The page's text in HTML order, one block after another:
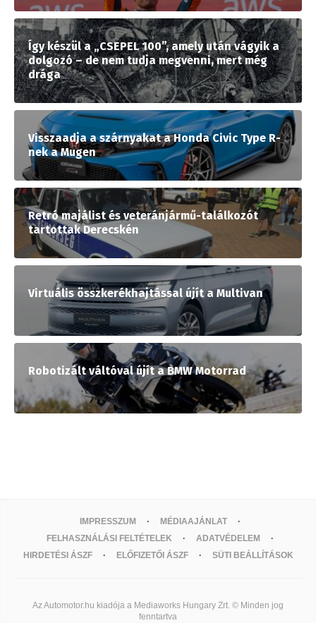
Így készül a „CSEPEL 100”, amely után vágyik a
dolgozó – de nem tudja megvenni, mert még
drága
Visszaadja a szárnyakat a Honda Civic Type R-
nek a Mugen
Retró majálist és veteránjármű-találkozót
tartottak Derecskén
Virtuális összkerékhajtással újít a Multivan
Robotizált váltóval újít a BMW Motorrad
IMPRESSZUM
MÉDIAAJÁNLAT
FELHASZNÁLÁSI FELTÉTELEK
ADATVÉDELEM
HIRDETÉSI ÁSZF
ELŐFIZETŐI ÁSZF SÜTI BEÁLLÍTÁSOK
Az Automotor.hu kiadója a Mediaworks Hungary Zrt. © Minden jog
fenntartva